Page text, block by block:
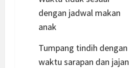
dengan jadwal makan
anak
Tumpang tindih dengan
waktu sarapan dan jajan